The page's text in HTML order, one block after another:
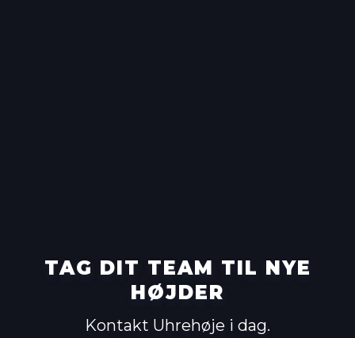
TAG DIT TEAM TIL NYE
HØJDER
Kontakt Uhrehøje i dag.